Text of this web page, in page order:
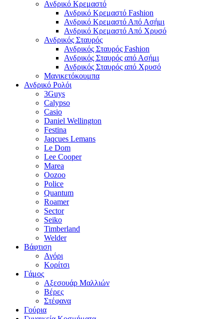
Ανδρικό Κρεμαστό
Ανδρικό Κρεμαστό Fashion
Ανδρικό Κρεμαστό Από Ασήμι
Ανδρικό Κρεμαστό Από Χρυσό
Ανδρικός Σταυρός
Ανδρικός Σταυρός Fashion
Ανδρικός Σταυρός από Ασήμι
Ανδρικός Σταυρός από Χρυσό
Μανικετόκουμπα
Ανδρικό Ρολόι
3Guys
Calypso
Casio
Daniel Wellington
Festina
Jaqcues Lemans
Le Dom
Lee Cooper
Marea
Oozoo
Police
Quantum
Roamer
Sector
Seiko
Timberland
Welder
Βάφτιση
Αγόρι
Κορίτσι
Γάμος
Αξεσουάρ Μαλλιών
Βέρες
Στέφανα
Γούρια